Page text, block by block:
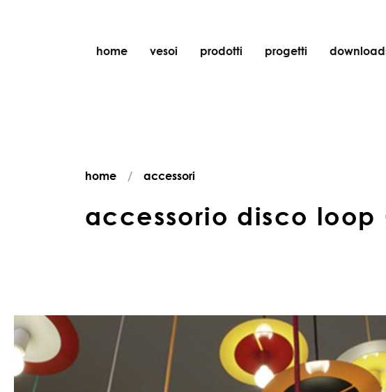
home vesoi prodotti
soffitto
progetti
home accessori
accessorio disco loop